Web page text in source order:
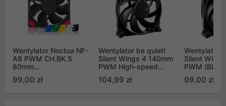
Wentylator Noctua NF-
A8 PWM CH.BK.S
80mm
99,00 zł
Wentylator be quiet!
Silent Wings 4 140mm
PWM High-speed
104,99 zł
Wentylator
Silent
PWM
99,00 zł